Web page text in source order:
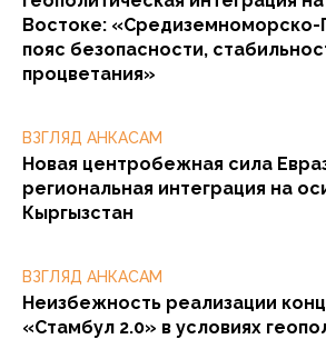
Востоке: «Средиземноморско-
пояс безопасности,
процветания»
ВЗГЛЯД АНКАСАМ
Новая центробежная сила
региональная интеграция на
Кыргызстан
ВЗГЛЯД АНКАСАМ
Неизбежность реализации
«Стамбул 2.0» в условиях